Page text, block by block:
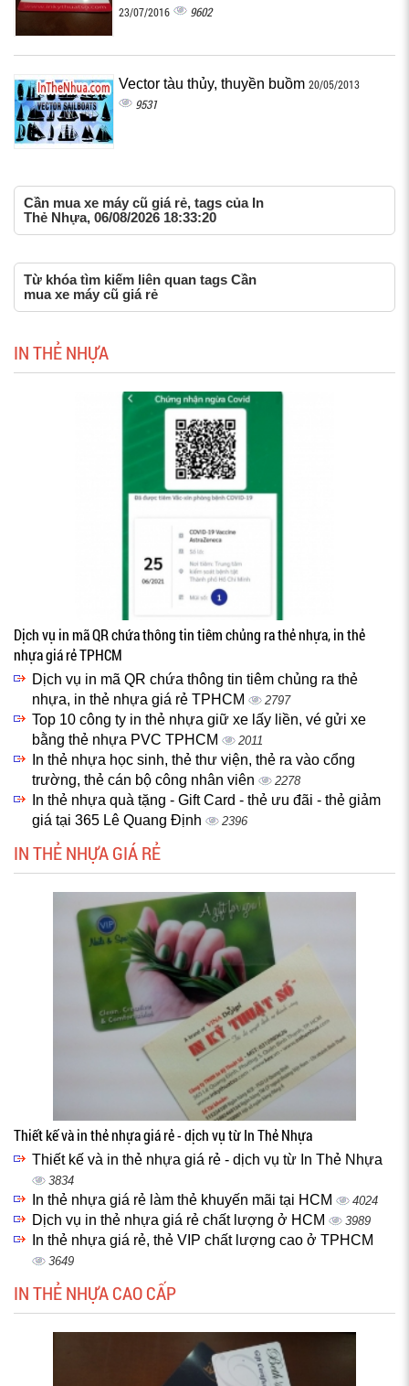
23/07/2016 9602
Vector tàu thủy, thuyền buồm 20/05/2013
9531
Cần mua xe máy cũ giá rẻ, tags của In
Thẻ Nhựa, 06/08/2026 18:33:20
Từ khóa tìm kiếm liên quan tags Cần
mua xe máy cũ giá rẻ
IN THẺ NHỰA
Dịch vụ in mã QR chứa thông tin tiêm chủng ra thẻ nhựa, in thẻ
nhựa giá rẻ TPHCM
Dịch vụ in mã QR chứa thông tin tiêm chủng ra thẻ
nhựa, in thẻ nhựa giá rẻ TPHCM
2797
Top 10 công ty in thẻ nhựa giữ xe lấy liền, vé gửi xe
bằng thẻ nhựa PVC TPHCM
2011
In thẻ nhựa học sinh, thẻ thư viện, thẻ ra vào cổng
trường, thẻ cán bộ công nhân viên
2278
In thẻ nhựa quà tặng - Gift Card - thẻ ưu đãi - thẻ giảm
giá tại 365 Lê Quang Định
2396
IN THẺ NHỰA GIÁ RẺ
Thiết kế và in thẻ nhựa giá rẻ - dịch vụ từ In Thẻ Nhựa
Thiết kế và in thẻ nhựa giá rẻ - dịch vụ từ In Thẻ Nhựa
3834
In thẻ nhựa giá rẻ làm thẻ khuyến mãi tại HCM 4024
Dịch vụ in thẻ nhựa giá rẻ chất lượng ở HCM 3989
In thẻ nhựa giá rẻ, thẻ VIP chất lượng cao ở TPHCM
3649
IN THẺ NHỰA CAO CẤP